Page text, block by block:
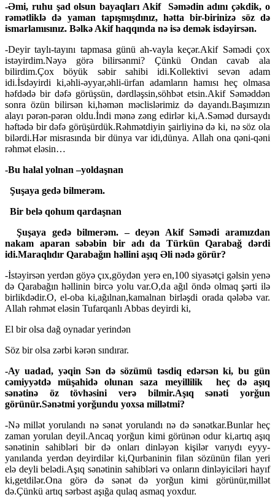
-Əmi, ruhu şad olsun bayaqları Akif
Səmədin adını çəkdik, o
rəmətliklə də yaman tapışmışdınız, hətta bir-birinizə söz də
ismarlamısınız. Bəlkə Akif haqqında nə isə demək isdəyirsən.
-Deyir taylı-tayını tapmasa günü ah-vayla keçər.Akif Səmədi çox
istəyirdim.Nəyə görə bilirsənmi? Çünkü Ondan cavab ala
bilirdim.Çox böyük səbir sahibi idi.Kollektivi sevən adam
idi.İsdəyirdi ki,əhli-əyyar,əhli-ürfan adamların hamısı heç olmasa
həfdədə bir dəfə görüşsün, dərdləşsin,söhbət etsin.Akif Səməddən
sonra özün bilirsən ki,həmən məclislərimiz də dayandı.Başımızın
alayı pərən-pərən oldu.İndi mənə zəng edirlər ki,A.Səməd dursaydı
həftədə bir dəfə görüşürdük.Rəhmətdiyin şairliyinə də ki, nə söz ola
bilərdi.Hər misrasında bir dünya var idi,dünya. Allah ona qəni-qəni
rəhmət eləsin…
-Bu halal yolnan –yoldaşnan
Şuşaya gedə bilmerəm.
Bir belə qohum qardaşnan
Şuşaya gedə bilmerəm. – deyən Akif Səmədi aramızdan
nakam aparan səbəbin bir adı da Türkün Qarabağ dərdi
idi.Maraqlıdır Qarabağın həllini aşıq Əli nədə görür?
-İstəyirsən yerdən göyə çıx,göydən yerə en,100 siyasətçi gəlsin yenə
də Qarabağın həllinin bircə yolu var.O,da ağıl öndə olmaq şərti ilə
birlikdədir.O, el-oba ki,ağılnan,kamalnan birləşdi orada qələbə var.
Allah rəhmət eləsin Tufarqanlı Abbas deyirdi ki,
El bir olsa dağ oynadar yerindən
Söz bir olsa zərbi kərən sındırar.
-Ay uadad, yəqin Sən də sözümü təsdiq edərsən ki, bu gün
cəmiyyətdə müşahidə olunan saza meyillilik heç də aşıq
sənətinə öz tövhəsini verə bilmir.Aşıq sənəti yorğun
görünür.Sənətmi yorğundu yoxsa millətmi?
-Nə millət yorulandı nə sənət yorulandı nə də sənətkar.Bunlar heç
zaman yorulan deyil.Ancaq yorğun kimi görünən odur ki,artıq aşıq
sənətinin sahibləri bir də onları dinləyən kişilər varıydı eyyy-
yanılanda yerdən deyirdilər ki,Qurbaninin filan sözünün filan yeri
elə deyli belədi.Aşıq sənətinin sahibləri və onların dinləyiciləri hayıf
ki,getdilər.Ona görə də sənət də yorğun kimi görünür,millət
də.Çünkü artıq sərbəst aşığa qulaq asmaq yoxdur.